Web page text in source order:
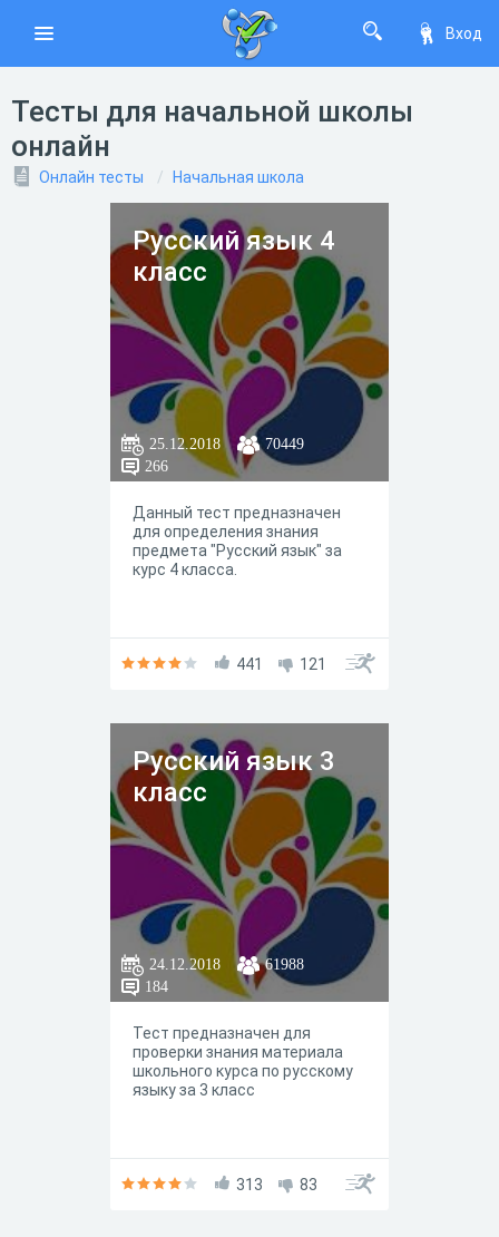
Вход
Тесты для начальной школы
онлайн
Онлайн тесты Начальная школа
Русский язык 4
класс
25.12.2018
70449
266
Данный тест предназначен
для определения знания
предмета "Русский язык" за
курс 4 класса.
441 121
Русский язык 3
класс
24.12.2018
61988
184
Тест предназначен для
проверки знания материала
школьного курса по русскому
языку за 3 класс
313 83